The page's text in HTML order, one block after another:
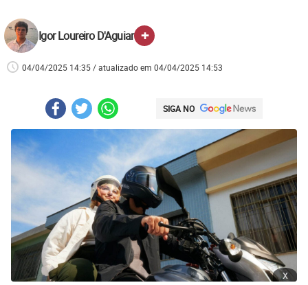
Igor Loureiro D'Aguiar +
04/04/2025 14:35 / atualizado em 04/04/2025 14:53
SIGA NO
x